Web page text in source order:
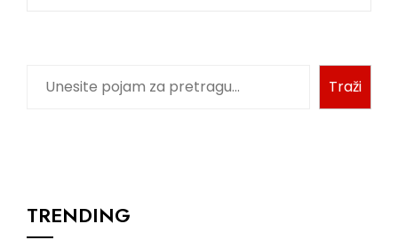
Traži
TRENDING